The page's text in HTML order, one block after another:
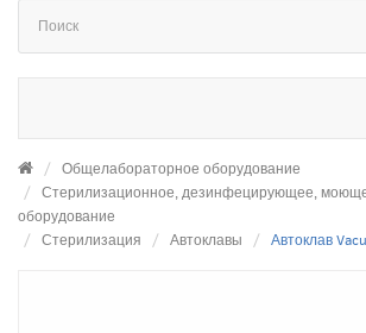
Общелабораторное оборудование
Стерилизационное, дезинфецирующее,
оборудование
Стерилизация
Автоклавы Автоклав